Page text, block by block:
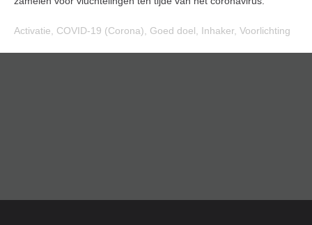
Activatie COVID-19 (Corona) Goed doel Inhaker, Voorlichting